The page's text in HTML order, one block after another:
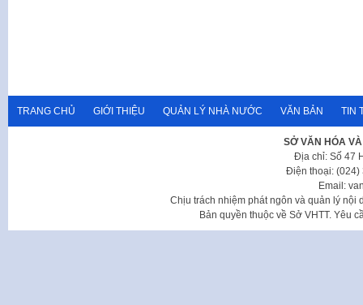
TRANG CHỦ GIỚI THIỆU QUẢN LÝ NHÀ NƯỚC VĂN BẢN TIN
SỞ VĂN HÓA
Địa chỉ: Số 47
Điện thoại: (024)
Email:
Chịu trách nhiệm phát ngôn và quản lý nội
Bản quyền thuộc về Sở VHTT. Yêu